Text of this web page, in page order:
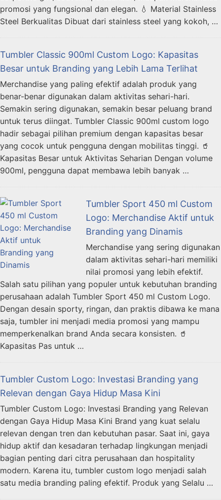
promosi yang fungsional dan elegan. 💧 Material Stainless
Steel Berkualitas Dibuat dari stainless steel yang kokoh, …
Tumbler Classic 900ml Custom Logo: Kapasitas
Besar untuk Branding yang Lebih Lama Terlihat
Merchandise yang paling efektif adalah produk yang
benar-benar digunakan dalam aktivitas sehari-hari.
Semakin sering digunakan, semakin besar peluang brand
untuk terus diingat. Tumbler Classic 900ml custom logo
hadir sebagai pilihan premium dengan kapasitas besar
yang cocok untuk pengguna dengan mobilitas tinggi. 🥤
Kapasitas Besar untuk Aktivitas Seharian Dengan volume
900ml, pengguna dapat membawa lebih banyak …
Tumbler Sport 450 ml Custom
Logo: Merchandise Aktif untuk
Branding yang Dinamis
Merchandise yang sering digunakan
dalam aktivitas sehari-hari memiliki
nilai promosi yang lebih efektif.
Salah satu pilihan yang populer untuk kebutuhan branding
perusahaan adalah Tumbler Sport 450 ml Custom Logo.
Dengan desain sporty, ringan, dan praktis dibawa ke mana
saja, tumbler ini menjadi media promosi yang mampu
memperkenalkan brand Anda secara konsisten. 🥤
Kapasitas Pas untuk …
Tumbler Custom Logo: Investasi Branding yang
Relevan dengan Gaya Hidup Masa Kini
Tumbler Custom Logo: Investasi Branding yang Relevan
dengan Gaya Hidup Masa Kini Brand yang kuat selalu
relevan dengan tren dan kebutuhan pasar. Saat ini, gaya
hidup aktif dan kesadaran terhadap lingkungan menjadi
bagian penting dari citra perusahaan dan hospitality
modern. Karena itu, tumbler custom logo menjadi salah
satu media branding paling efektif. Produk yang Selalu …